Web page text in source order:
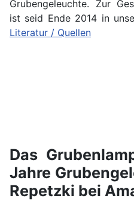
Grubengeleuchte. Zur
ist seid Ende 2014 in
Literatur / Quellen
Das
Jahre
Repetzki bei